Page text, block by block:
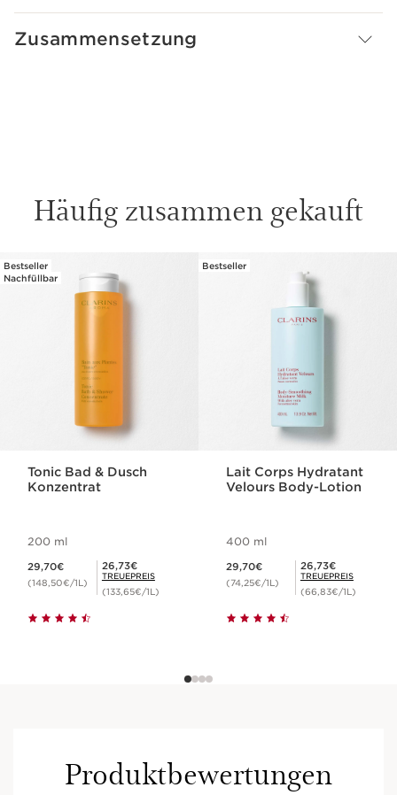
Zusammensetzung
Häufig zusammen gekauft
WEITER ZUM INHALT
Bestseller
Nachfüllbar
Tonic Bad & Dusch
Konzentrat
200 ml
29,70€
(148,50€/1L)
Mitgliederpreis 26,73€
26,73€
TREUEPREIS
(133,65€/1L)
Bestseller
Lait Corps Hydratant
Velours Body-Lotion
400 ml
29,70€
(74,25€/1L)
Mitgliederpreis 26,73€
26,73€
TREUEPREIS
(66,83€/1L)
Produktbewertungen